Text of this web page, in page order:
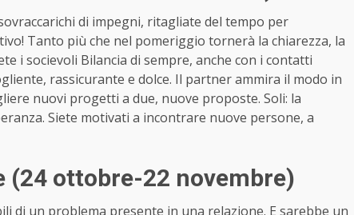
di impegni, ritagliate del tempo per
Tanto più che nel pomeriggio tornerà la chiarezza, la
i socievoli Bilancia di sempre, anche con i contatti
rassicurante e dolce. Il partner ammira il modo in
nuovi progetti a due, nuove proposte. Soli: la
Siete motivati a incontrare nuove persone, a
(24 ottobre-22 novembre)
di un problema presente in una relazione. E sarebbe un